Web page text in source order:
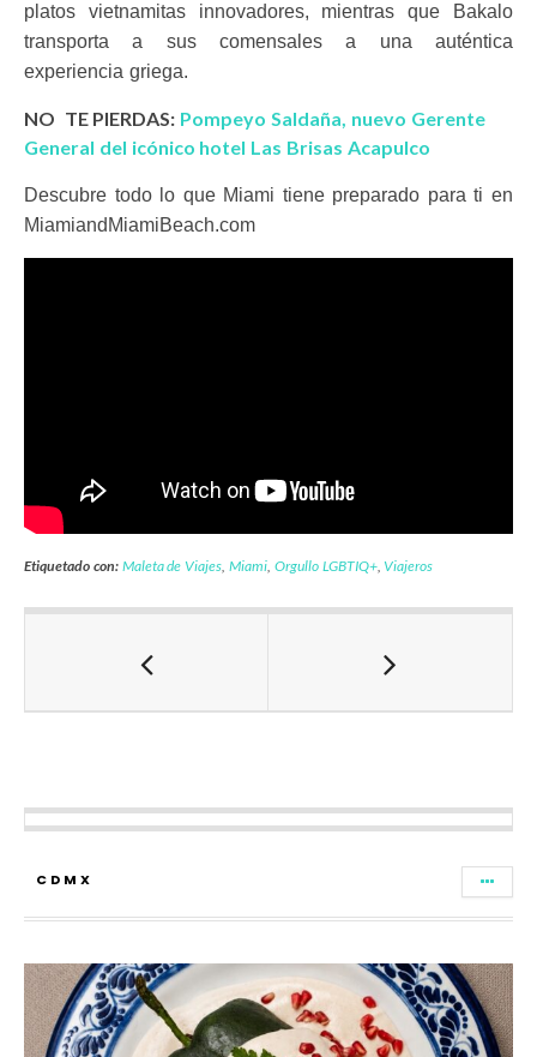
platos vietnamitas innovadores, mientras que Bakalo
transporta a sus comensales a una auténtica
experiencia griega.
NO TE PIERDAS: Pompeyo Saldaña, nuevo Gerente
General del icónico hotel Las Brisas Acapulco
Descubre todo lo que Miami tiene preparado para ti en
MiamiandMiamiBeach.com
Etiquetado con: Maleta de Viajes ,Miami Orgullo LGBTIQ+,Viajeros
CDMX